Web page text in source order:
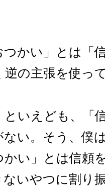
かい」とは「
逆の主張を使っ
いえども、「
い。そう、僕
い」とは信頼
いやつに割り